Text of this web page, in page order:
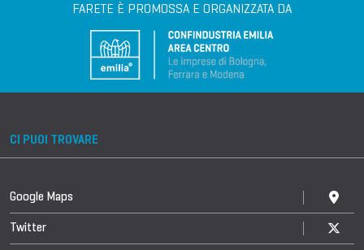
FARETE È PROMOSSA E ORGANIZZATA DA
CI PUOI TROVARE
Google Maps
Twitter